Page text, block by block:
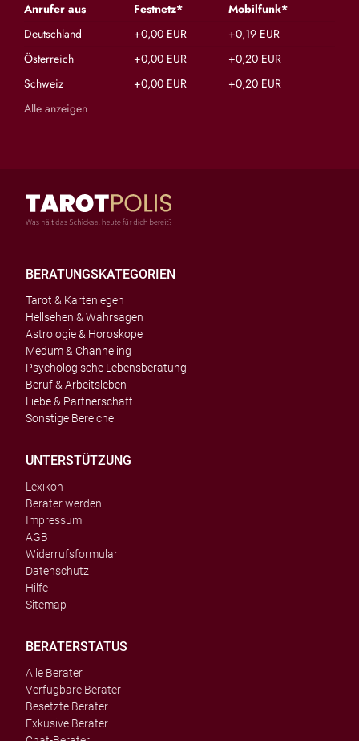
Anrufer aus Festnetz*
Mobilfunk*
Deutschland
+0,00 EUR
+0,19 EUR
Österreich
+0,00 EUR
+0,20 EUR
Schweiz
+0,00 EUR
+0,20 EUR
Alle anzeigen
BERATUNGSKATEGORIEN
Tarot & Kartenlegen
Hellsehen & Wahrsagen
Astrologie & Horoskope
Medum & Channeling
Psychologische Lebensberatung
Beruf & Arbeitsleben
Liebe & Partnerschaft
Sonstige Bereiche
UNTERSTÜTZUNG
Lexikon
Berater werden
Impressum
AGB
Widerrufsformular
Datenschutz
Hilfe
Sitemap
BERATERSTATUS
Alle Berater
Verfügbare Berater
Besetzte Berater
Exkusive Berater